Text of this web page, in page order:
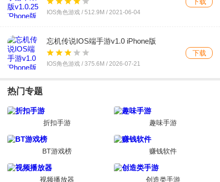
王最终形态v1.0 最新版
下载
妖怪名单之前世今生腾讯手游v1.0.0.14 应
用宝版
下载
益智休闲 /
爆裂飞车2内购版(爆裂飞车II)v1.0.6 最新版
IOS角色游戏 / 512.9M / 2021-06-04
忘机传说IOS端手游v1.0 iPhone版
IOS角色游戏 / 375.6M / 2026-07-21
下载
热门专题
折扣手游 趣味手游
BT游戏榜 赚钱软件
视频播放器 创造类手游